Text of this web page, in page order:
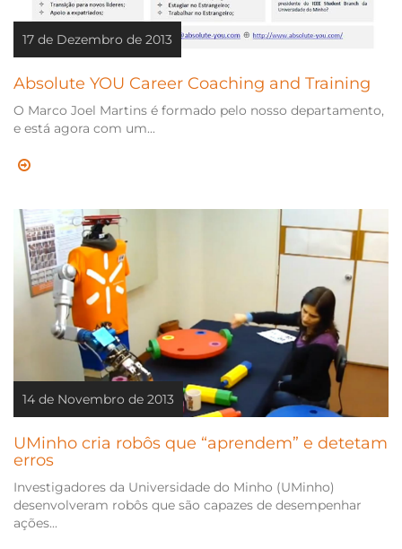
17 de Dezembro de 2013
Absolute YOU Career Coaching and Training
O Marco Joel Martins é formado pelo nosso departamento,
e está agora com um...
14 de Novembro de 2013
UMinho cria robôs que “aprendem” e detetam
erros
Investigadores da Universidade do Minho (UMinho)
desenvolveram robôs que são capazes de desempenhar
ações...